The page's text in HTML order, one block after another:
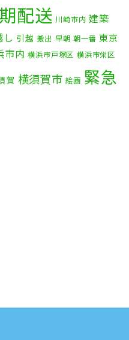
月(9)
(3)
(2)
(6)
(2)
配送 川崎市内 建築
し 引越 搬出 早朝 朝一番 東京
市内 横浜市戸塚区 横浜市栄区
賀 横須賀市 絵画 緊急